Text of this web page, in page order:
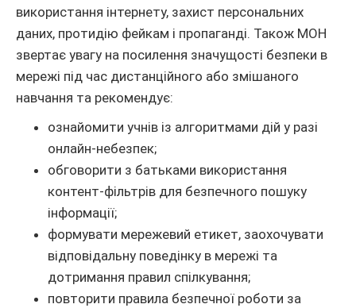
використання інтернету, захист персональних
даних, протидію фейкам і пропаганді. Також МОН
звертає увагу на посилення значущості безпеки в
мережі під час дистанційного або змішаного
навчання та рекомендує:
ознайомити учнів із алгоритмами дій у разі
онлайн-небезпек;
обговорити з батьками використання
контент-фільтрів для безпечного пошуку
інформації;
формувати мережевий етикет, заохочувати
відповідальну поведінку в мережі та
дотримання правил спілкування;
повторити правила безпечної роботи за